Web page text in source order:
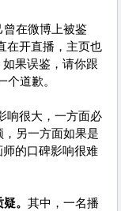
曾在微博上被鉴
在开直播，主页也
果误鉴，请你跟
个道歉。
响很大，一方面必
另一方面如果是
的口碑影响很难
。 其中，一名播